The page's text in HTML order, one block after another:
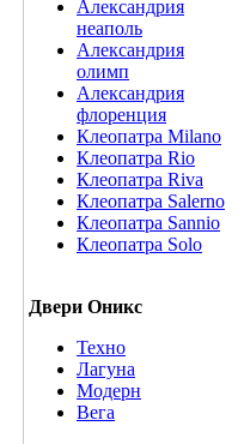
Александрия
неаполь
Александрия
олимп
Александрия
флоренция
Клеопатра Milano
Клеопатра Rio
Клеопатра Riva
Клеопатра Salerno
Клеопатра Sannio
Клеопатра Solo
Двери Оникс
Техно
Лагуна
Модерн
Вега